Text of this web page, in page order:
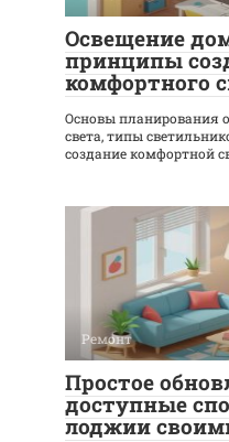
Освещение
принципы
комфортного
Основы планирования
света, типы
создание комфортной
Ремонт
Простое
доступные
лоджии